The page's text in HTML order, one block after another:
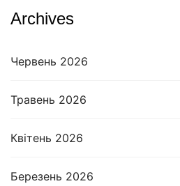
Archives
Червень 2026
Травень 2026
Квітень 2026
Березень 2026